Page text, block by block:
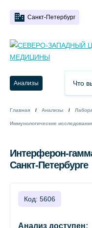
Санкт-Петербург
Анализы
Главная Анализы
Иммунологические
Интерферон-
Санкт-Петербурге
Код: 5606
Анализ доступен: